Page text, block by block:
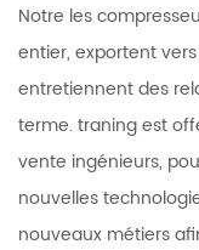
Notre les
entier, exportent
entretiennent des
terme. traning est
vente ingénieurs,
nouvelles
nouveaux métiers